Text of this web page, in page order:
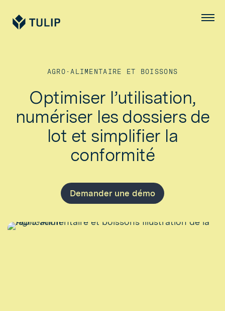
Tulip Menu
AGRO-ALIMENTAIRE ET BOISSONS
Optimiser l’utilisation,
numériser les dossiers de
lot et simplifier la
conformité
Demander une démo